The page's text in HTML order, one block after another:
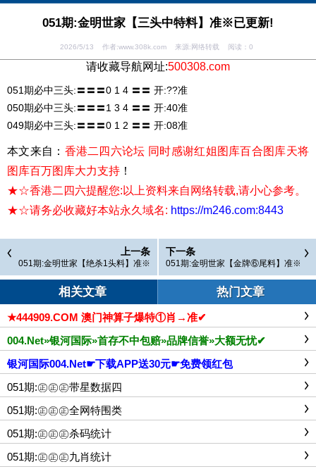
051期:金明世家【三头中特料】准※已更新!
2026/5/13 作者:www.308k.com 来源:网络转载 阅读： 0
请收藏导航网址:500308.com
051期必中三头:〓〓〓0 1 4 〓〓 开:??准
050期必中三头:〓〓〓1 3 4 〓〓 开:40准
049期必中三头:〓〓〓0 1 2 〓〓 开:08准
本文来自： 香港二四六论坛 同时感谢红姐图库百合图库天将
图库百万图库大力支持 ！
★☆香港二四六提醒您:以上资料来自网络转载,请小心参考。
★☆请务必收藏好本站永久域名: https://m246.com:8443
上一条
051期:金明世家【绝杀1头料】准※
已更新!
下一条
051期:金明世家【金牌⑥尾料】准※
已更新!
相关文章 热门文章
★444909.COM 澳门神算子爆特①肖→准✔
004.Net»银河国际»首存不中包赔»品牌信誉»大额无忧✔
银河国际004.Net☛下载APP送30元☛免费领红包
051期:㊣㊣㊣带星数据四
051期:㊣㊣㊣全网特围类
051期:㊣㊣㊣杀码统计
051期:㊣㊣㊣九肖统计